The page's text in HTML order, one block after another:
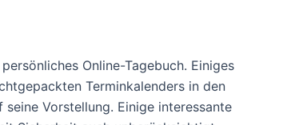
Online-Tagebuch. Einiges
Terminkalenders in den
Vorstellung. Einige interessante